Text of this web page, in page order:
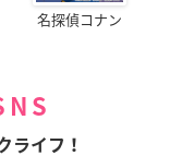
名探偵コナン
ライフ！